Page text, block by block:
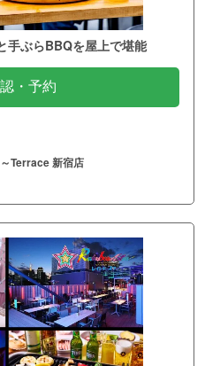
手ぶらBBQを屋上で堪能
・予約
Terrace 新宿店